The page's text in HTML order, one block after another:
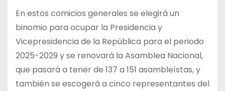
En estos comicios generales se elegirá un
binomio para ocupar la Presidencia y
Vicepresidencia de la República para el periodo
2025-2029 y se renovará la Asamblea Nacional,
que pasará a tener de 137 a 151 asambleístas, y
también se escogerá a cinco representantes del